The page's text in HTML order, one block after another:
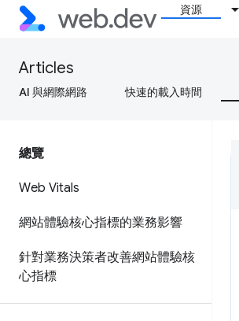
資源
Articles
AI 與網際網路 快速的載入時間
總覽
Web Vitals
網站體驗核心指標的業務影響
針對業務決策者改善網站體驗核
心指標